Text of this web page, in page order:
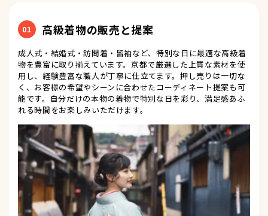
01 高級着物の販売と提案
成人式・結婚式・訪問着・留袖など、特別な日に最適な高級着
物を豊富に取り揃えています。京都で厳選した上質な素材を使
用し、経験豊富な職人が丁寧に仕立てます。押し売りは一切な
く、お客様の希望やシーンに合わせたコーディネート提案も可
能です。自分だけの本物の着物で特別な日を彩り、満足感あふ
れる時間をお楽しみいただけます。